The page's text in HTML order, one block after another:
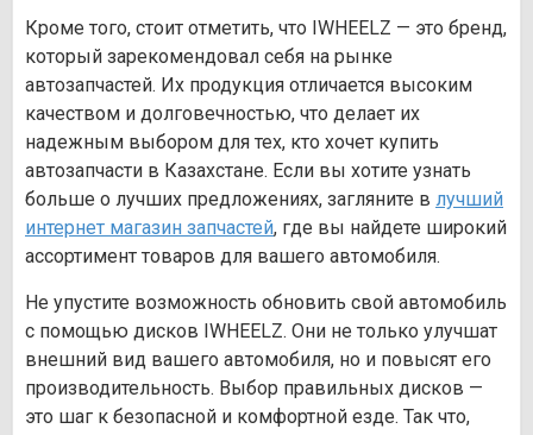
Кроме того, стоит отметить, что IWHEELZ — это бренд,
который зарекомендовал себя на рынке
автозапчастей. Их продукция отличается высоким
качеством и долговечностью, что делает их
надежным выбором для тех, кто хочет купить
автозапчасти в Казахстане. Если вы хотите узнать
больше о лучших предложениях, загляните в лучший
интернет магазин запчастей, где вы найдете широкий
ассортимент товаров для вашего автомобиля.
Не упустите возможность обновить свой автомобиль
с помощью дисков IWHEELZ. Они не только улучшат
внешний вид вашего автомобиля, но и повысят его
производительность. Выбор правильных дисков —
это шаг к безопасной и комфортной езде. Так что,